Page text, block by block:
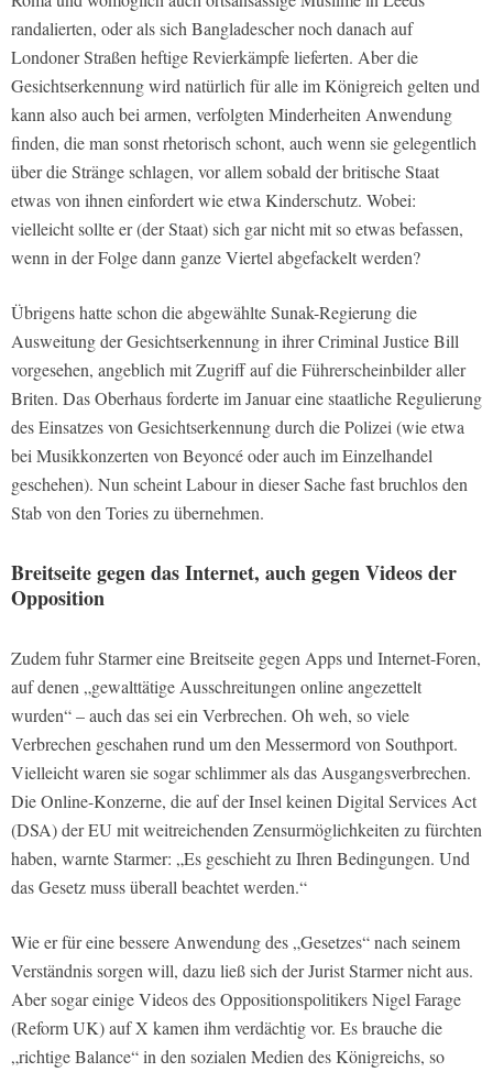
randalierten, oder als sich Bangladescher noch danach auf
Londoner Straßen heftige Revierkämpfe lieferten. Aber die
Gesichtserkennung wird natürlich für alle im Königreich gelten und
kann also auch bei armen, verfolgten Minderheiten Anwendung
finden, die man sonst rhetorisch schont, auch wenn sie gelegentlich
über die Stränge schlagen, vor allem sobald der britische Staat
etwas von ihnen einfordert wie etwa Kinderschutz. Wobei:
vielleicht sollte er (der Staat) sich gar nicht mit so etwas befassen,
wenn in der Folge dann ganze Viertel abgefackelt werden?
Übrigens hatte schon die abgewählte Sunak-Regierung die
Ausweitung der Gesichtserkennung in ihrer Criminal Justice Bill
vorgesehen, angeblich mit Zugriff auf die Führerscheinbilder aller
Briten. Das Oberhaus forderte im Januar eine staatliche Regulierung
des Einsatzes von Gesichtserkennung durch die Polizei (wie etwa
bei Musikkonzerten von Beyoncé oder auch im Einzelhandel
geschehen). Nun scheint Labour in dieser Sache fast bruchlos den
Stab von den Tories zu übernehmen.
Breitseite gegen das Internet, auch gegen Videos der
Opposition
Zudem fuhr Starmer eine Breitseite gegen Apps und Internet-Foren,
auf denen „gewalttätige Ausschreitungen online angezettelt
wurden“ – auch das sei ein Verbrechen. Oh weh, so viele
Verbrechen geschahen rund um den Messermord von Southport.
Vielleicht waren sie sogar schlimmer als das Ausgangsverbrechen.
Die Online-Konzerne, die auf der Insel keinen Digital Services Act
(DSA) der EU mit weitreichenden Zensurmöglichkeiten zu fürchten
haben, warnte Starmer: „Es geschieht zu Ihren Bedingungen. Und
das Gesetz muss überall beachtet werden.“
Wie er für eine bessere Anwendung des „Gesetzes“ nach seinem
Verständnis sorgen will, dazu ließ sich der Jurist Starmer nicht aus.
Aber sogar einige Videos des Oppositionspolitikers Nigel Farage
(Reform UK) auf X kamen ihm verdächtig vor. Es brauche die
„richtige Balance“ in den sozialen Medien des Königreichs, so